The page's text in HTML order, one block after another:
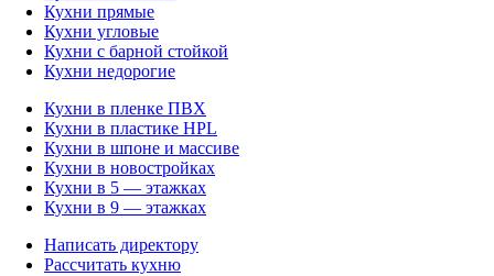
Кухни прямые
Кухни угловые
Кухни с барной стойкой
Кухни недорогие
Кухни в пленке ПВХ
Кухни в пластике HPL
Кухни в шпоне и массиве
Кухни в новостройках
Кухни в 5 — этажках
Кухни в 9 — этажках
Написать директору
Рассчитать кухню